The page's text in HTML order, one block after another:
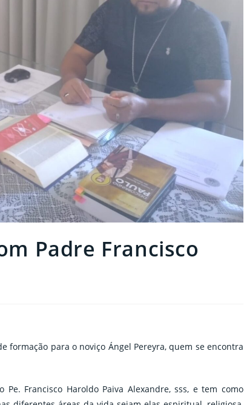
Padre Francisco
formação para o noviço Ángel Pereyra, quem se encontra
Francisco Haroldo Paiva Alexandre, sss, e tem como